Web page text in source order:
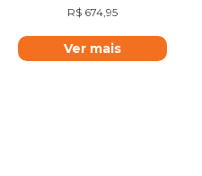
R$ 674,95
Ver mais